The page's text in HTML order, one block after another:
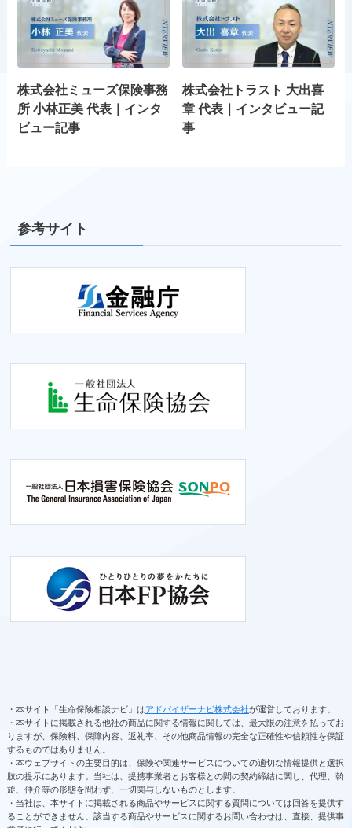
株式会社ミューズ保険事務
所 小林正美 代表｜インタ
ビュー記事
株式会社トラスト 大出喜
章 代表｜インタビュー記
事
参考サイト
・本サイト「生命保険相談ナビ」はアドバイザーナビ株式会社が運営しております。
・本サイトに掲載される他社の商品に関する情報に関しては、最大限の注意を払ってお
りますが、保険料、保障内容、返礼率、その他商品情報の完全な正確性や信頼性を保証
するものではありません。
・本ウェブサイトの主要目的は、保険や関連サービスについての適切な情報提供と選択
肢の提示にあります。当社は、提携事業者とお客様との間の契約締結に関し、代理、斡
旋、仲介等の形態を問わず、一切関与しないものとします。
・当社は、本サイトに掲載される商品やサービスに関する質問については回答を提供す
ることができません。該当する商品やサービスに関するお問い合わせは、直接、提供事